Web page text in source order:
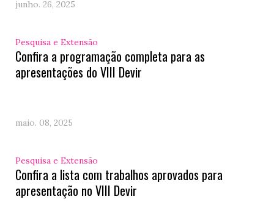
junho. 26, 2025
Pesquisa e Extensão
Confira a programação completa para as
apresentações do VIII Devir
maio. 08, 2025
Pesquisa e Extensão
Confira a lista com trabalhos aprovados para
apresentação no VIII Devir